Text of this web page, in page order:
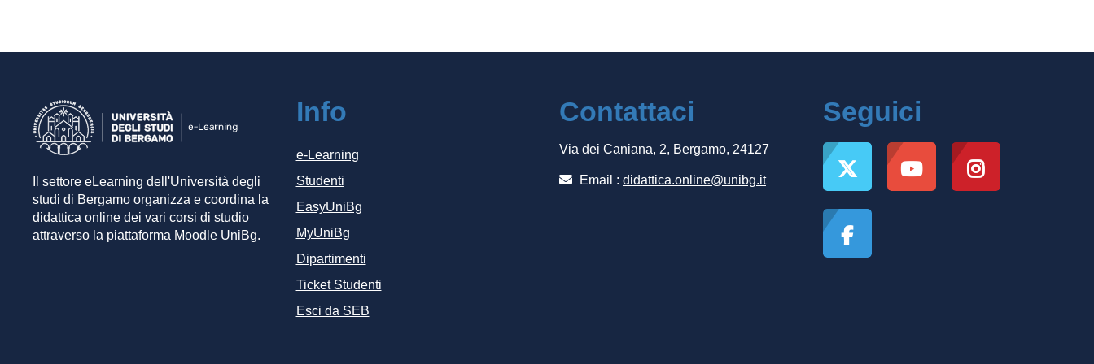
Il settore eLearning dell'Università degli
studi di Bergamo organizza e coordina la
didattica online dei vari corsi di studio
attraverso la piattaforma Moodle UniBg.
Info
e-Learning
Studenti
EasyUniBg
MyUniBg
Dipartimenti
Ticket Studenti
Esci da SEB
Contattaci
Via dei Caniana, 2, Bergamo, 24127
Email : didattica.online@unibg.it
Seguici